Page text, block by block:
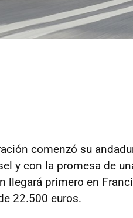
comenzó su
y con la promesa de
llegará primero en
22.500 euros.